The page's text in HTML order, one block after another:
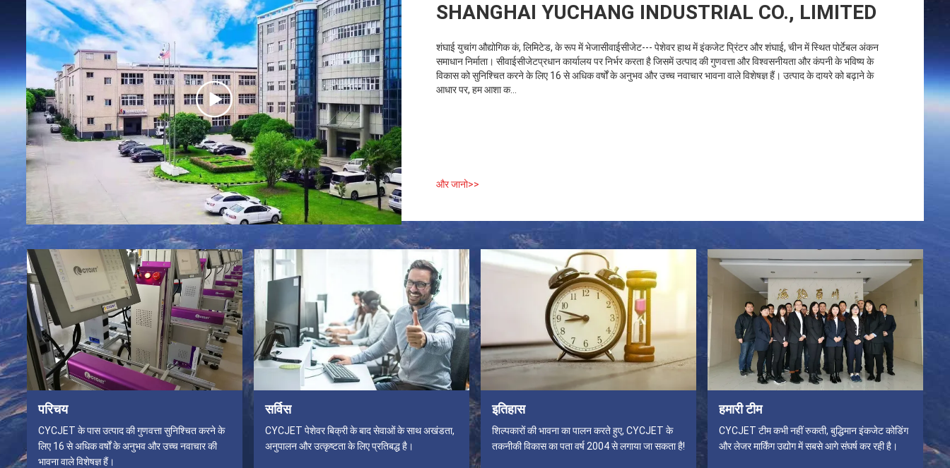
SHANGHAI YUCHANG INDUSTRIAL CO., LIMITED
शंघाई युचांग औद्योगिक कं, लिमिटेड, के रूप में भेजासीवाईसीजेट--- पेशेवर हाथ में इंकजेट प्रिंटर और शंघाई, चीन में स्थित पोर्टेबल अंकन
समाधान निर्माता। सीवाईसीजेटप्रधान कार्यालय पर निर्भर करता है जिसमें उत्पाद की गुणवत्ता और विश्वसनीयता और कंपनी के भविष्य के
विकास को सुनिश्चित करने के लिए 16 से अधिक वर्षों के अनुभव और उच्च नवाचार भावना वाले विशेषज्ञ हैं। उत्पाद के दायरे को बढ़ाने के
आधार पर, हम आशा क...
और जानो>>
परिचय
CYCJET के पास उत्पाद की गुणवत्ता सुनिश्चित करने के
लिए 16 से अधिक वर्षों के अनुभव और उच्च नवाचार की
भावना वाले विशेषज्ञ हैं।
सर्विस
CYCJET पेशेवर बिक्री के बाद सेवाओं के साथ अखंडता,
अनुपालन और उत्कृष्टता के लिए प्रतिबद्ध है।
इतिहास
शिल्पकारों की भावना का पालन करते हुए, CYCJET के
तकनीकी विकास का पता वर्ष 2004 से लगाया जा सकता है!
हमारी टीम
CYCJET टीम कभी नहीं रुकती, बुद्धिमान इंकजेट कोडिंग
और लेजर मार्किंग उद्योग में सबसे आगे संघर्ष कर रही है।